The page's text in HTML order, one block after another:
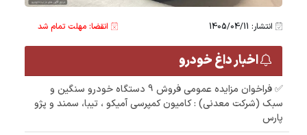
انتشار: 1405/04/11 انقضا: مهلت تمام شد
اخبار داغ خودرو
✅ فراخوان مزایده عمومی فروش 9 دستگاه خودرو سنگین و
سبک (شرکت معدنی) : کامیون کمپرسی آمیکو ، تیبا، سمند و پژو
پارس